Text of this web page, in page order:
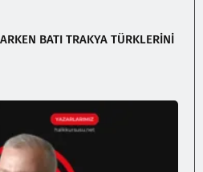
BATI TRAKYA TÜRKLERİNİ